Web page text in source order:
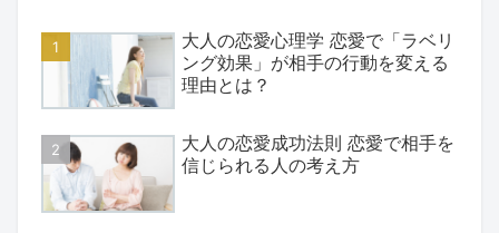
大人の恋愛心理学 恋愛で「ラベリ
ング効果」が相手の行動を変える
理由とは？
大人の恋愛成功法則 恋愛で相手を
信じられる人の考え方